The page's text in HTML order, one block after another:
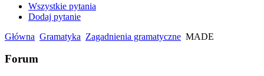
Wszystkie pytania
Dodaj pytanie
Główna Gramatyka Zagadnienia gramatyczne MADE
Forum